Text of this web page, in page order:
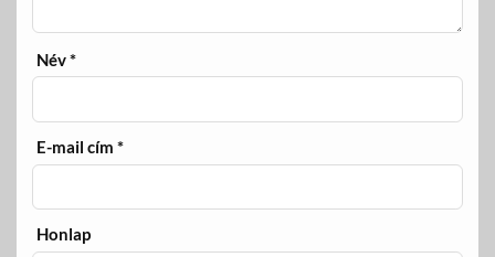
Név*
E-mail cím*
Honlap